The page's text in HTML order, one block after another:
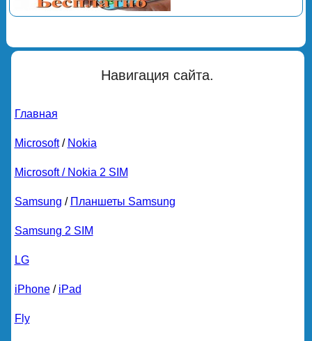
Навигация сайта.
Главная
Microsoft/ Nokia
Microsoft / Nokia 2 SIM
Samsung / Планшеты Samsung
Samsung 2 SIM
LG
iPhone/ iPad
Fly